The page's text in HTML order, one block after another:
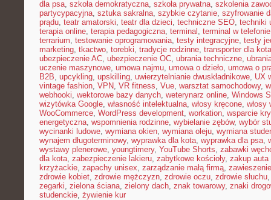
dla psa, szkoła demokratyczna, szkoła prywatna, szkolenia
partycypacyjna, sztuka sakralna, szybkie czytanie, szyfrowanie
prądu, teatr amatorski, teatr dla dzieci, techniczne SEO, techniki
terapia online, terapia pedagogiczna, terminal , terminal w telefonie
terrarium, testowanie oprogramowania, testy integracyjne, testy
marketing, tkactwo, torebki, tradycje rodzinne, transporter dla kota
ubezpieczenie AC, ubezpieczenie OC, ubrania techniczne,
uczenie maszynowe, umowa najmu, umowa o dzieło, umowa o
B2B, upcykling, upskilling, uwierzytelnianie dwuskładnikowe, UX
vintage fashion, VPN, VR fitness, Vue, warsztat samochodowy,
webhooki, wektorowe bazy danych, weterynarz online, Windows
wizytówka Google, własność intelektualna, włosy kręcone, włosy
WooCommerce, WordPress development, workation, wsparcie
energetyczna, wspomnienia rodzinne, wybielanie zębów, wybór
wycinanki ludowe, wymiana okien, wymiana oleju, wymiana
wynajem długoterminowy, wyprawka dla kota, wyprawka dla psa,
wystawy plenerowe, youngtimery, YouTube Shorts, zabawki
dla kota, zabezpieczenie lakieru, zabytkowe kościoły, zakup auta
krzyżackie, zapachy unisex, zarządzanie małą firmą, zawieszenie
zdrowie kobiet, zdrowie mężczyzn, zdrowie oczu, zdrowie słuchu
zegarki, zielona ściana, zielony dach, znak towarowy, znaki
studenckie, żywienie kur